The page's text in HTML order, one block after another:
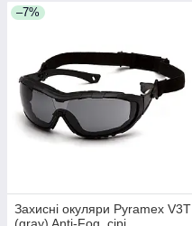
–7%
Захисні окуляри Pyramex V3T